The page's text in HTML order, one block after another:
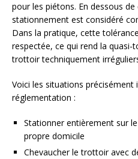
pour les piétons. En dessous
stationnement est considéré
Dans la pratique, cette
respectée, ce qui rend la
trottoir techniquement
Voici les situations précisément
réglementation :
Stationner entièrement sur
propre domicile
Chevaucher le trottoir avec